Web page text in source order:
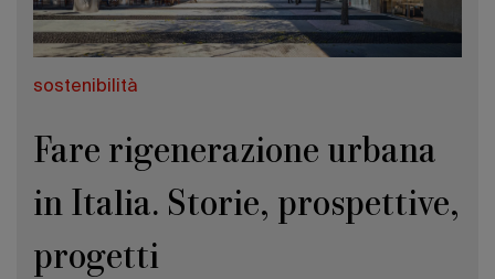
sostenibilità
Fare rigenerazione urbana
in Italia. Storie, prospettive,
progetti